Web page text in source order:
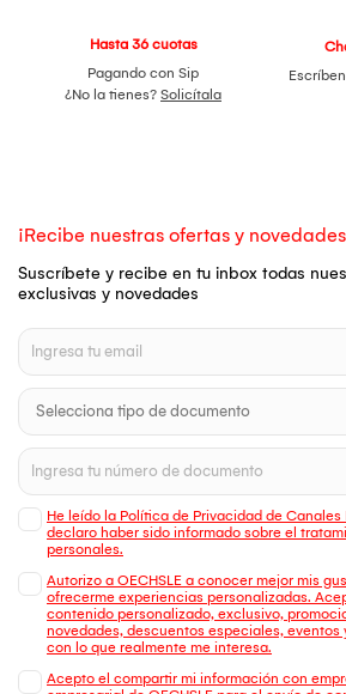
Hasta 36 cuotas
Pagando con Sip
¿No la tienes? Solicítala
¡Recibe nuestras ofertas y
Suscríbete y recibe en tu inbox todas
exclusivas y novedades
He leído la Política de Privacidad de Canales
declaro haber sido informado sobre el
personales.
Autorizo a OECHSLE a conocer mejor mis
ofrecerme experiencias personalizadas.
contenido personalizado, exclusivo,
novedades, descuentos especiales, eventos
con lo que realmente me interesa.
Acepto el compartir mi información con